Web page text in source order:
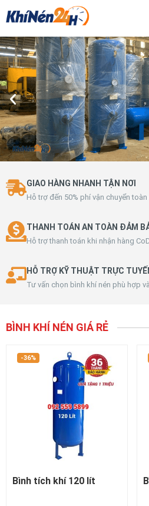
GIAO HÀNG NHANH TẬN NƠI
Hỗ trợ đến 50% phí vận chuyển
THANH TOÁN AN TOÀN ĐẢM
Hỗ trợ thanh toán khi nhận hàng
HỖ TRỢ KỸ THUẬT TRỰC
Tư vấn chọn bình khí nén phù hợp
BÌNH KHÍ NÉN GIÁ RẺ
-36%
Bình tích khí 120 lít